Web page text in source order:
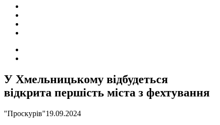
У Хмельницькому відбудеться
відкрита першість міста з фехтування
"Проскурів"19.09.2024